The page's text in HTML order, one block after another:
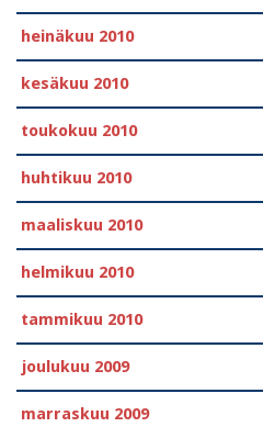
heinäkuu 2010
kesäkuu 2010
toukokuu 2010
huhtikuu 2010
maaliskuu 2010
helmikuu 2010
tammikuu 2010
joulukuu 2009
marraskuu 2009